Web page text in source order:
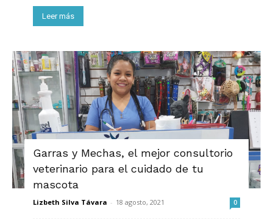
Leer más
Garras y Mechas, el mejor consultorio
veterinario para el cuidado de tu
mascota
Lizbeth Silva Távara - 18 agosto, 2021 0